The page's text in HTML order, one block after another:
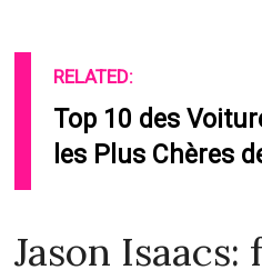
RELATED:
Top 10 des
les Plus Chères
Jason Isaacs: